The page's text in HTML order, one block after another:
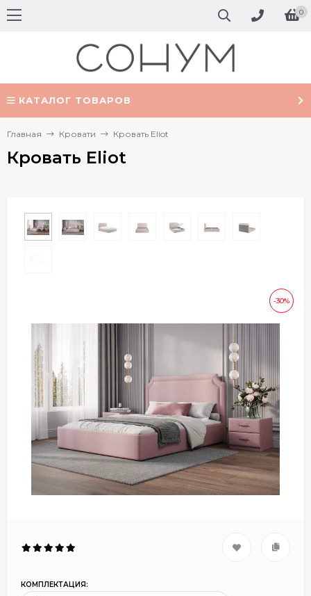
0
КАТАЛОГ ТОВАРОВ
Главная Кровати Кровать Eliot
Кровать Eliot
-30%
КОМПЛЕКТАЦИЯ: